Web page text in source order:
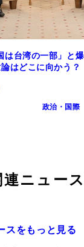
は台湾の一部」
はどこに向かう？
政治・国際
連ニュース
スをもっと見る